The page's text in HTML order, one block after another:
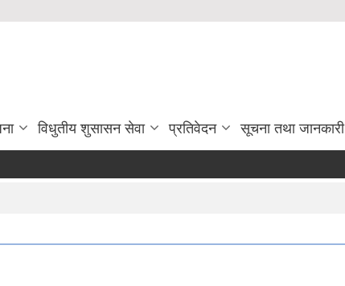
विधुतीय शुसासन सेवा प्रतिवेदन सूचना तथा जानकारी